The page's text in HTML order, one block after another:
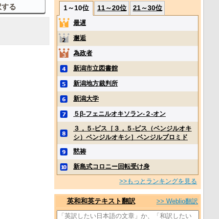
1～10位 11～20位 21～30位
最遅
邂逅
為政者
新潟市立図書館
新潟地方裁判所
新潟大学
５β‐フェニルオキソラン‐２‐オン
３，５‐ビス［３，５‐ビス（ベンジルオキ
シ）ベンジルオキシ］ベンジルブロミド
黙祷
新島式コロニー回転受け身
>>もっとランキングを見る
英和和英テキスト翻訳 >> Weblio翻訳